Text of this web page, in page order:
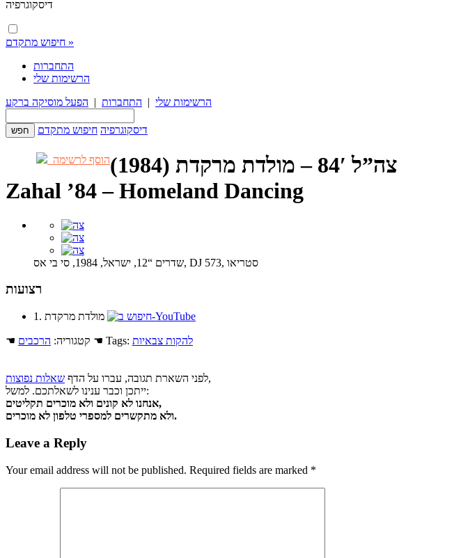
חיפוש מתקדם »
התחברות
הרשימות שלי
הרשימות שלי | התחברות | הפעל מוסיקה ברקע
דיסקוגרפיה חיפוש מתקדם
הוסף לרשימה
צה”ל 84′ – מולדת מרקדת (1984)
Zahal ’84 – Homeland Dancing
שדרים “12, ישראל, 1984, סי בי אס, DJ 573, סטריאו
רצועות
☚ קטגוריה: הרכבים ☚ Tags: להקות צבאיות
לפני השארת תגובה, עברו על הדף שאלות נפוצות
,
ייתכן וכבר ענינו לשאלתכם. למשל:
אנחנו לא קונים ולא מוכרים תקליטים,
ולא מתקשרים למספרי טלפון לא מוכרים.
Leave a Reply
Your email address will not be published. Required fields are marked *